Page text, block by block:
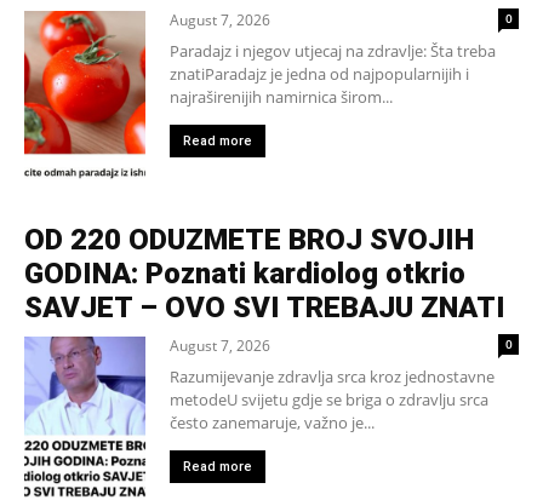
August 7, 2026 0
Paradajz i njegov utjecaj na zdravlje: Šta treba
znatiParadajz je jedna od najpopularnijih i
najraširenijih namirnica širom...
Read more
OD 220 ODUZMETE BROJ SVOJIH
GODINA: Poznati kardiolog otkrio
SAVJET – OVO SVI TREBAJU ZNATI
August 7, 2026 0
Razumijevanje zdravlja srca kroz jednostavne
metodeU svijetu gdje se briga o zdravlju srca
često zanemaruje, važno je...
Read more